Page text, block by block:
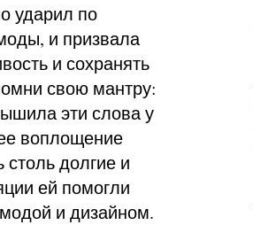
ударил по
и призвала
и сохранять
свою мантру:
эти слова у
воплощение
столь долгие и
ей помогли
и дизайном.